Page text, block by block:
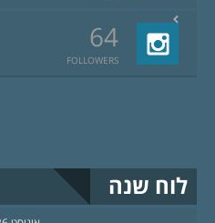
64
FOLLOWERS
לוח שנה